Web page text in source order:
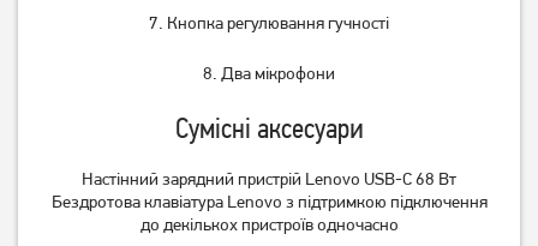
7. Кнопка регулювання гучності
8. Два мікрофони
Сумісні аксесуари
Настінний зарядний пристрій Lenovo USB-C 68 Вт
Бездротова клавіатура Lenovo з підтримкою підключення
до декількох пристроїв одночасно